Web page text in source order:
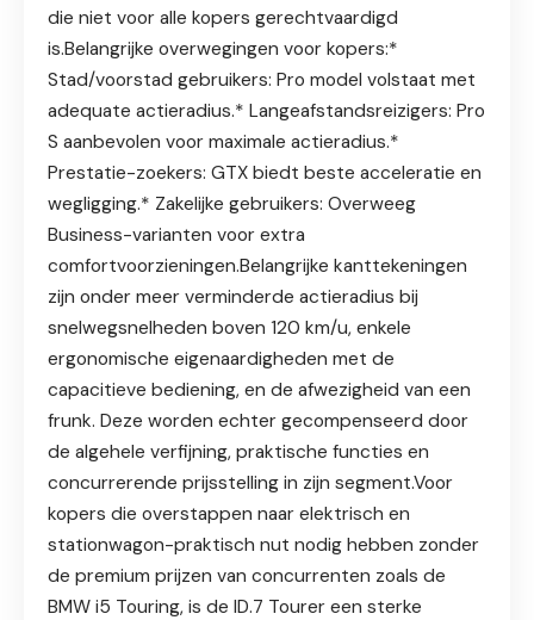
die niet voor alle kopers gerechtvaardigd
is.Belangrijke overwegingen voor kopers:*
Stad/voorstad gebruikers: Pro model volstaat met
adequate actieradius.* Langeafstandsreizigers: Pro
S aanbevolen voor maximale actieradius.*
Prestatie-zoekers: GTX biedt beste acceleratie en
wegligging.* Zakelijke gebruikers: Overweeg
Business-varianten voor extra
comfortvoorzieningen.Belangrijke kanttekeningen
zijn onder meer verminderde actieradius bij
snelwegsnelheden boven 120 km/u, enkele
ergonomische eigenaardigheden met de
capacitieve bediening, en de afwezigheid van een
frunk. Deze worden echter gecompenseerd door
de algehele verfijning, praktische functies en
concurrerende prijsstelling in zijn segment.Voor
kopers die overstappen naar elektrisch en
stationwagon-praktisch nut nodig hebben zonder
de premium prijzen van concurrenten zoals de
BMW i5 Touring, is de ID.7 Tourer een sterke